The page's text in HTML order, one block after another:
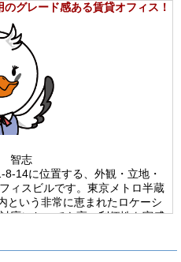
グレード感ある賃貸オフィス！
智志
14に位置する、外観・立地・
ィスビルです。東京メトロ半蔵
という非常に恵まれたロケーシ
応においても高い利便性を実感
線を使い分けられる交通環境が